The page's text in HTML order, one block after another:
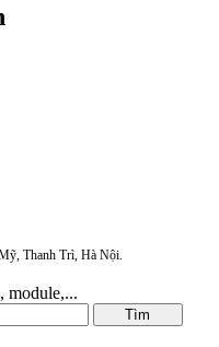
Thanh Trì, Hà Nội.
module,...